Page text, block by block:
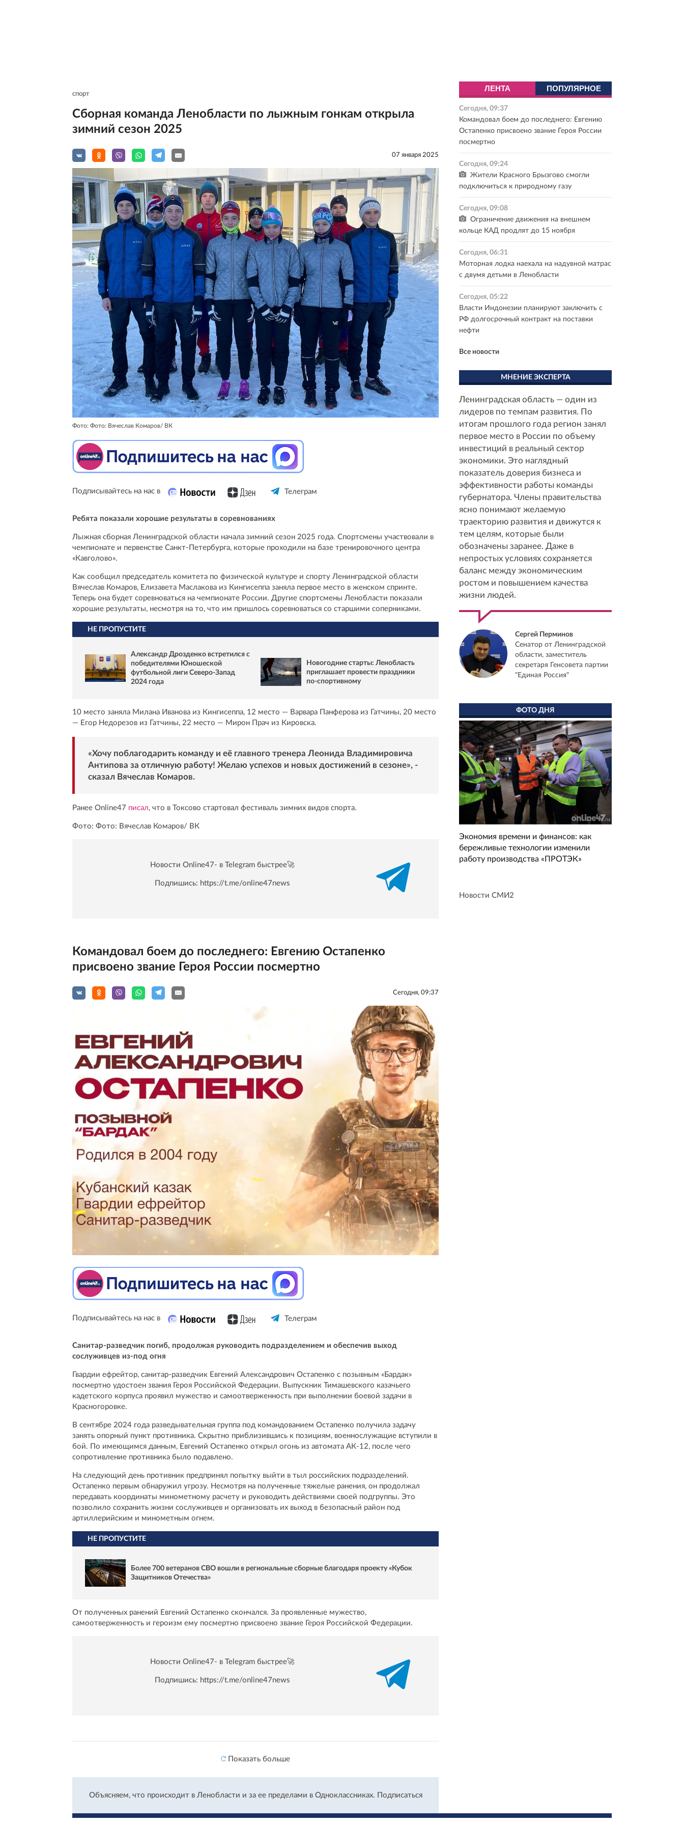
спорт
Сборная команда Ленобласти по лыжным гонкам открыла
зимний сезон 2025
07 января 2025
Фото: Фото: Вячеслав Комаров/ ВК
Подписывайтесь на нас в Телеграм
Ребята показали хорошие результаты в соревнованиях
Лыжная сборная Ленинградской области начала зимний сезон 2025 года. Спортсмены участвовали в
чемпионате и первенстве Санкт-Петербурга, которые проходили на базе тренировочного центра
«Кавголово».
Как сообщил председатель комитета по физической культуре и спорту Ленинградской области
Вячеслав Комаров, Елизавета Маслакова из Кингисеппа заняла первое место в женском спринте.
Теперь она будет соревноваться на чемпионате России. Другие спортсмены Ленобласти показали
хорошие результаты, несмотря на то, что им пришлось соревноваться со старшими соперниками.
НЕ ПРОПУСТИТЕ
Александр Дрозденко встретился с
победителями Юношеской
футбольной лиги Северо-Запад
2024 года
Новогодние старты: Ленобласть
приглашает провести праздники
по-спортивному
10 место заняла Милана Иванова из Кингисеппа, 12 место — Варвара Панферова из Гатчины, 20 место
— Егор Недорезов из Гатчины, 22 место — Мирон Прач из Кировска.
«Хочу поблагодарить команду и её главного тренера Леонида Владимировича
Антипова за отличную работу! Желаю успехов и новых достижений в сезоне», -
сказал Вячеслав Комаров.
Ранее Online47 писал, что в Токсово стартовал фестиваль зимних видов спорта.
Фото: Фото: Вячеслав Комаров/ ВК
Новости Online47- в Telegram быстрее🚀
Подпишись: https://t.me/online47news
Командовал боем до последнего: Евгению Остапенко
присвоено звание Героя России посмертно
Сегодня, 09:37
Подписывайтесь на нас в Телеграм
Санитар-разведчик погиб, продолжая руководить подразделением и обеспечив выход
сослуживцев из-под огня
Гвардии ефрейтор, санитар-разведчик Евгений Александрович Остапенко с позывным «Бардак»
посмертно удостоен звания Героя Российской Федерации. Выпускник Тимашевского казачьего
кадетского корпуса проявил мужество и самоотверженность при выполнении боевой задачи в
Красногоровке.
В сентябре 2024 года разведывательная группа под командованием Остапенко получила задачу
занять опорный пункт противника. Скрытно приблизившись к позициям, военнослужащие вступили в
бой. По имеющимся данным, Евгений Остапенко открыл огонь из автомата АК-12, после чего
сопротивление противника было подавлено.
На следующий день противник предпринял попытку выйти в тыл российских подразделений.
Остапенко первым обнаружил угрозу. Несмотря на полученные тяжелые ранения, он продолжал
передавать координаты минометному расчету и руководить действиями своей подгруппы. Это
позволило сохранить жизни сослуживцев и организовать их выход в безопасный район под
артиллерийским и минометным огнем.
НЕ ПРОПУСТИТЕ
Более 700 ветеранов СВО вошли в региональные сборные благодаря проекту «Кубок
Защитников Отечества»
От полученных ранений Евгений Остапенко скончался. За проявленные мужество,
самоотверженность и героизм ему посмертно присвоено звание Героя Российской Федерации.
Новости Online47- в Telegram быстрее🚀
Подпишись: https://t.me/online47news
Показать больше
Объясняем, что происходит в Ленобласти и за ее пределами в Одноклассниках. Подписаться
ЛЕНТА ПОПУЛЯРНОЕ
Сегодня, 09:37
Командовал боем до последнего: Евгению
Остапенко присвоено звание Героя России
посмертно
Сегодня, 09:24
Жители Красного Брызгово смогли
подключиться к природному газу
Сегодня, 09:08
Ограничение движения на внешнем
кольце КАД продлят до 15 ноября
Сегодня, 06:31
Моторная лодка наехала на надувной матрас
с двумя детьми в Ленобласти
Сегодня, 05:22
Власти Индонезии планируют заключить с
РФ долгосрочный контракт на поставки
нефти
Все новости
МНЕНИЕ ЭКСПЕРТА
Ленинградская область — один из
лидеров по темпам развития. По
итогам прошлого года регион занял
первое место в России по объему
инвестиций в реальный сектор
экономики. Это наглядный
показатель доверия бизнеса и
эффективности работы команды
губернатора. Члены правительства
ясно понимают желаемую
траекторию развития и движутся к
тем целям, которые были
обозначены заранее. Даже в
непростых условиях сохраняется
баланс между экономическим
ростом и повышением качества
жизни людей.
Сергей Перминов
Сенатор от Ленинградской
области, заместитель
секретаря Генсовета партии
"Единая Россия"
ФОТО ДНЯ
Экономия времени и финансов: как
бережливые технологии изменили
работу производства «ПРОТЭК»
Новости СМИ2